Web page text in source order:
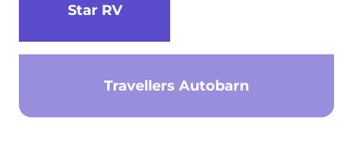
Star RV
Travellers Autobarn